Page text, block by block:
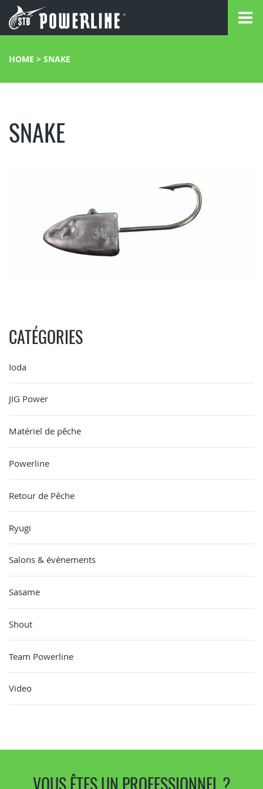
HOME > SNAKE
SNAKE
CATÉGORIES
Ioda
JIG Power
Matériel de pêche
Powerline
Retour de Pêche
Ryugi
Salons & événements
Sasame
Shout
Team Powerline
Video
VOUS ÊTES UN PROFESSIONNEL ?